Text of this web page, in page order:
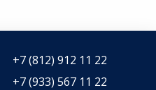
+7 (812) 912 11 22
+7 (933) 567 11 22